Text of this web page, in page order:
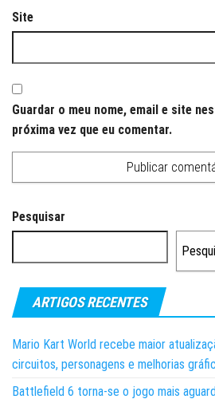
Site
Guardar o meu nome, email e site
próxima vez que eu comentar.
Pesquisar
ARTIGOS RECENTES
Mario Kart World recebe maior
circuitos, personagens e melhorias
Battlefield 6 torna-se o jogo mais